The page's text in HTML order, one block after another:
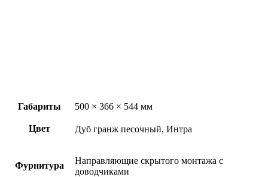
Габариты 500 × 366 × 544 мм
Цвет Дуб гранж песочный, Интра
Фурнитура
Направляющие скрытого монтажа с
доводчиками